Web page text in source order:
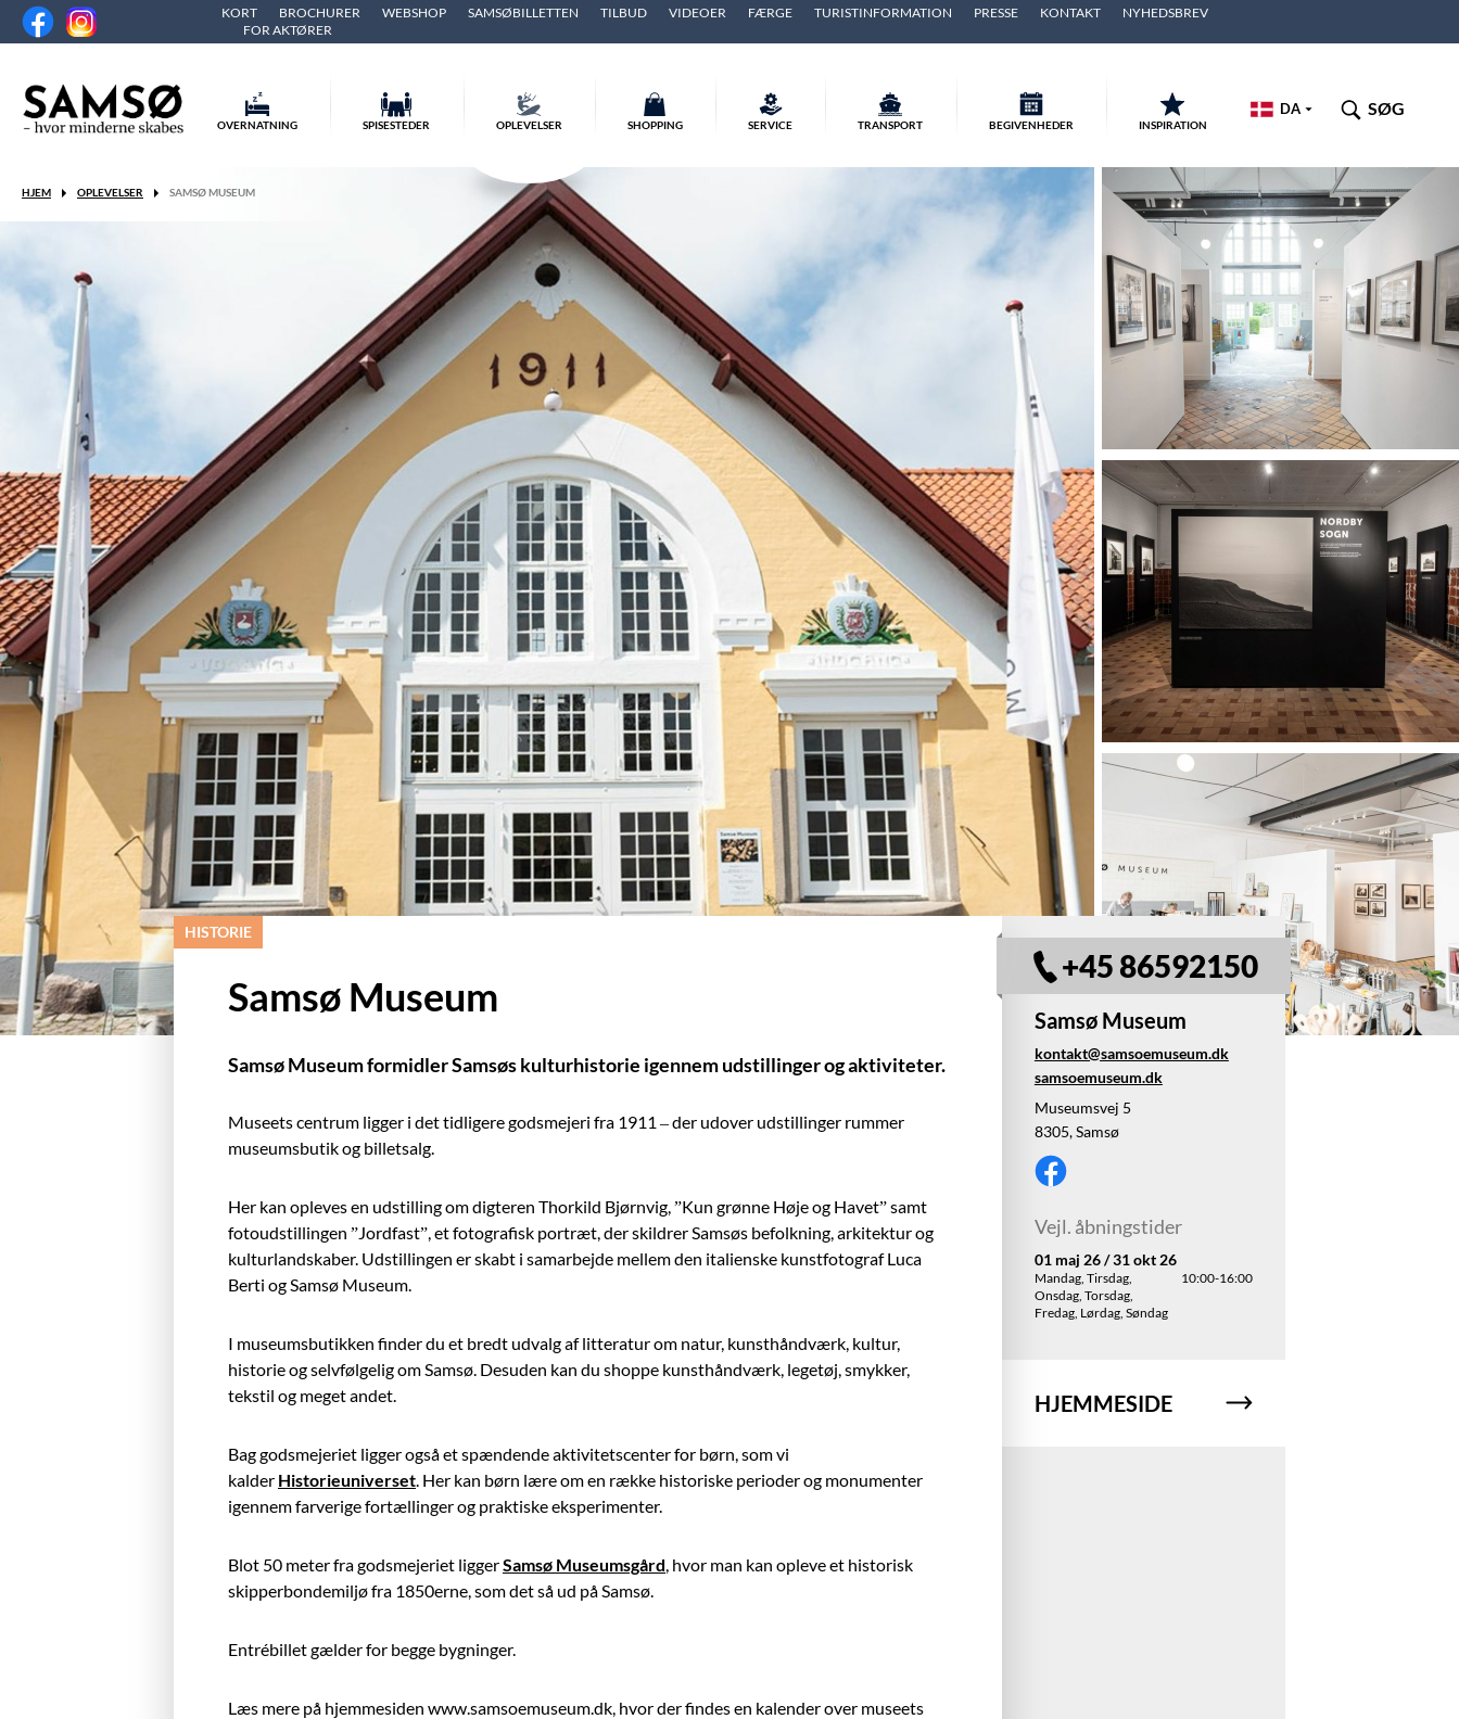
KORT BROCHURER WEBSHOP SAMSØBILLETTEN TILBUD VIDEOER FÆRGE TURISTINFORMATION PRESSE KONTAKT
NYHEDSBREV
FOR AKTØRER
DA SØG
OVERNATNING SPISESTEDER OPLEVELSER SHOPPING SERVICE TRANSPORT BEGIVENHEDER INSPIRATION
HJEM OPLEVELSER SAMSØ MUSEUM
© Samsø Museum © Samsø Museum
+45 86592150
HISTORIE
Samsø Museum
Samsø Museum formidler Samsøs kulturhistorie igennem udstillinger og aktiviteter.
Museets centrum ligger i det tidligere godsmejeri fra 1911 – der udover udstillinger rummer
museumsbutik og billetsalg.
Her kan opleves en udstilling om digteren Thorkild Bjørnvig, ”Kun grønne Høje og Havet” samt
fotoudstillingen ”Jordfast”, et fotografisk portræt, der skildrer Samsøs befolkning, arkitektur og
kulturlandskaber. Udstillingen er skabt i samarbejde mellem den italienske kunstfotograf Luca
Berti og Samsø Museum.
I museumsbutikken finder du et bredt udvalg af litteratur om natur, kunsthåndværk, kultur,
historie og selvfølgelig om Samsø. Desuden kan du shoppe kunsthåndværk, legetøj, smykker,
tekstil og meget andet.
Bag godsmejeriet ligger også et spændende aktivitetscenter for børn, som vi
kalder Historieuniverset. Her kan børn lære om en række historiske perioder og monumenter
igennem farverige fortællinger og praktiske eksperimenter.
Blot 50 meter fra godsmejeriet liggerSamsø Museumsgård, hvor man kan opleve et historisk
skipperbondemiljø fra 1850erne, som det så ud på Samsø.
Entrébillet gælder for begge bygninger.
Læs mere på hjemmesiden www.samsoemuseum.dk, hvor der findes en kalender over museets
Samsø Museum
kontakt@samsoemuseum.dk
samsoemuseum.dk
Museumsvej 5
8305, Samsø
Vejl. åbningstider
01 maj 26 / 31 okt 26
Mandag, Tirsdag,
Onsdag, Torsdag,
Fredag, Lørdag, Søndag
10:00-16:00
HJEMMESIDE